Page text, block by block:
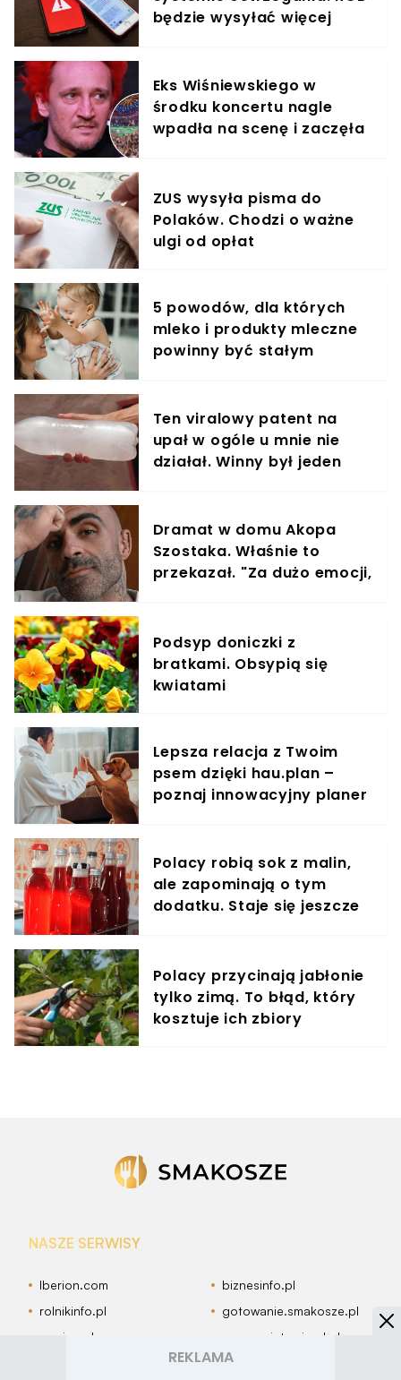
będzie wysyłać więcej
Eks Wiśniewskiego w
środku koncertu nagle
wpadła na scenę i zaczęła
ZUS wysyła pisma do
Polaków. Chodzi o ważne
ulgi od opłat
5 powodów, dla których
mleko i produkty mleczne
powinny być stałym
Ten viralowy patent na
upał w ogóle u mnie nie
działał. Winny był jeden
Dramat w domu Akopa
Szostaka. Właśnie to
przekazał. "Za dużo emocji,
Podsyp doniczki z
bratkami. Obsypią się
kwiatami
Lepsza relacja z Twoim
psem dzięki hau.plan –
poznaj innowacyjny planer
Polacy robią sok z malin,
ale zapominają o tym
dodatku. Staje się jeszcze
Polacy przycinają jabłonie
tylko zimą. To błąd, który
kosztuje ich zbiory
NASZE SERWISY
Iberion.com
biznesinfo.pl
rolnikinfo.pl
gotowanie.smakosze.pl
goniec.pl
news.swiatgwiazd.pl
goracetematy.pl